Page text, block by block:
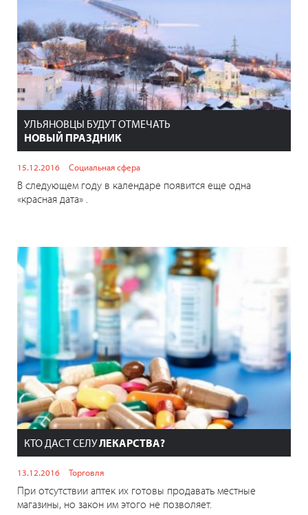
УЛЬЯНОВЦЫ БУДУТ ОТМЕЧАТЬ
НОВЫЙ ПРАЗДНИК
15.12.2016 Социальная сфера
В следующем году в календаре появится еще одна
«красная дата» .
КТО ДАСТ СЕЛУЛЕКАРСТВА?
13.12.2016 Торговля
При отсутствии аптек их готовы продавать местные
магазины, но закон им этого не позволяет.